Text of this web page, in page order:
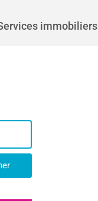
immobiliers